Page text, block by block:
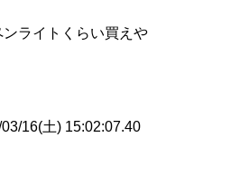
ライトくらい買えや
03/16(土) 15:02:07.40